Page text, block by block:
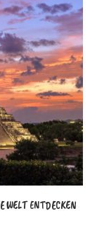
ENTDECKEN